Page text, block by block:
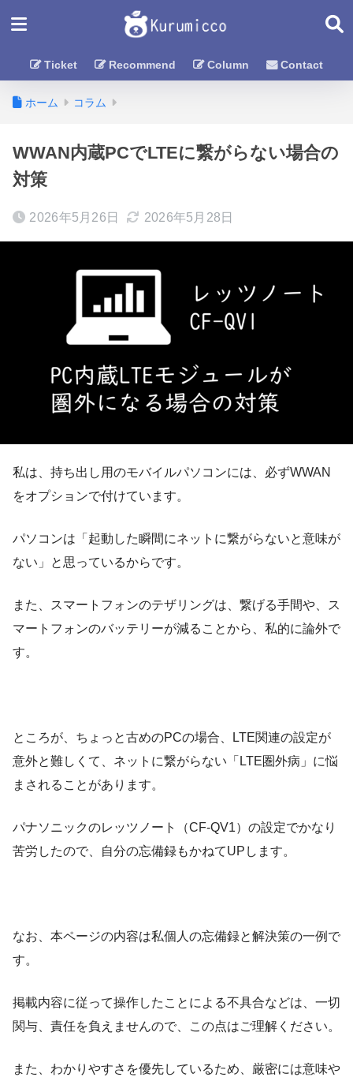
Ticket Recommend Column Contact
ホーム コラム
WWAN内蔵PCでLTEに繋がらない場合の
対策
2026年5月26日 2026年5月28日
私は、持ち出し用のモバイルパソコンには、必ずWWAN
をオプションで付けています。
パソコンは「起動した瞬間にネットに繋がらないと意味が
ない」と思っているからです。
また、スマートフォンのテザリングは、繋げる手間や、ス
マートフォンのバッテリーが減ることから、私的に論外で
す。
ところが、ちょっと古めのPCの場合、LTE関連の設定が
意外と難しくて、ネットに繋がらない「LTE圏外病」に悩
まされることがあります。
パナソニックのレッツノート（CF-QV1）の設定でかなり
苦労したので、自分の忘備録もかねてUPします。
なお、本ページの内容は私個人の忘備録と解決策の一例で
す。
掲載内容に従って操作したことによる不具合などは、一切
関与、責任を負えませんので、この点はご理解ください。
また、わかりやすさを優先しているため、厳密には意味や